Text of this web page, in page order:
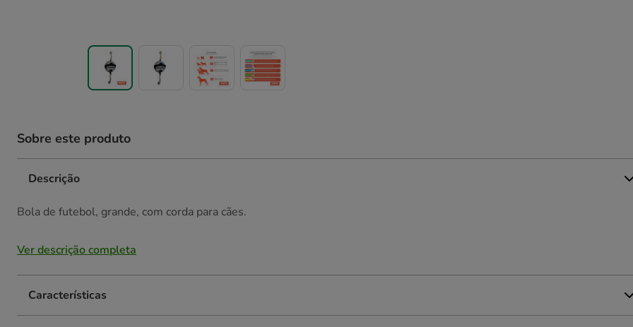
Sobre este produto
Descrição
Bola de futebol, grande, com corda para cães.
Ver descrição completa
Características